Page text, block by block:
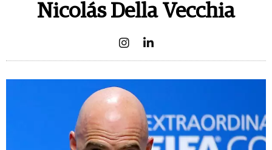
Nicolás Della Vecchia